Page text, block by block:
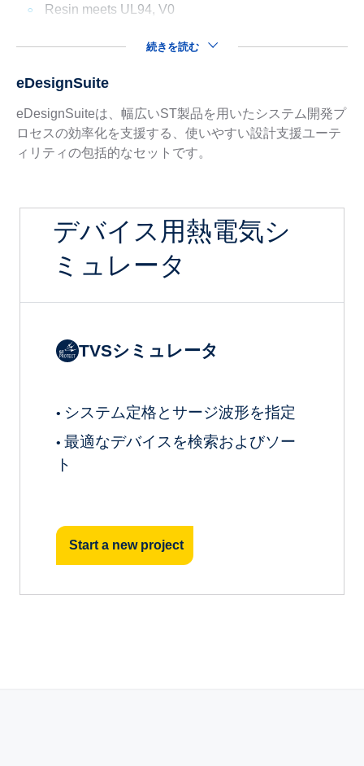
Resin meets UL94, V0
続きを読む
eDesignSuite
eDesignSuiteは、幅広いST製品を用いたシステム開発プ
ロセスの効率化を支援する、使いやすい設計支援ユーテ
ィリティの包括的なセットです。
デバイス用熱電気シ
ミュレータ
TVSシミュレータ
• システム定格とサージ波形を指定
• 最適なデバイスを検索およびソー
ト
Start a new project